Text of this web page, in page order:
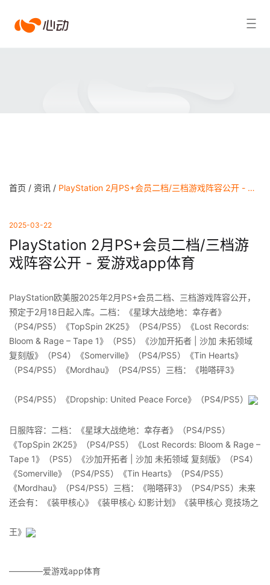
爱搜索结果
首页 / 资讯 / PlayStation 2月PS+会员二档/三档游戏阵容公开 - 爱游戏app体育
2025-03-22
PlayStation 2月PS+会员二档/三档游
戏阵容公开 - 爱游戏app体育
PlayStation欧美服2025年2月PS+会员二档、三档游戏阵容公开，
预定于2月18日起入库。二档：《星球大战绝地：幸存者》
（PS4/PS5）《TopSpin 2K25》（PS4/PS5）《Lost Records:
Bloom & Rage – Tape 1》（PS5）《沙加开拓者 | 沙加 未拓领域
复刻版》（PS4）《Somerville》（PS4/PS5）《Tin Hearts》
（PS4/PS5）《Mordhau》（PS4/PS5）三档：《啪嗒砰3》
（PS4/PS5）《Dropship: United Peace Force》（PS4/PS5）
日服阵容：二档：《星球大战绝地：幸存者》（PS4/PS5）
《TopSpin 2K25》（PS4/PS5）《Lost Records: Bloom & Rage –
Tape 1》（PS5）《沙加开拓者 | 沙加 未拓领域 复刻版》（PS4）
《Somerville》（PS4/PS5）《Tin Hearts》（PS4/PS5）
《Mordhau》（PS4/PS5）三档：《啪嗒砰3》（PS4/PS5）未来
还会有：《装甲核心》《装甲核心 幻影计划》《装甲核心 竞技场之
王》
————爱游戏app体育